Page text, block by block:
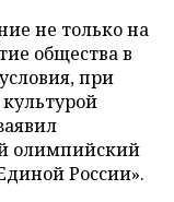
не только на
общества в
при
олимпийский
России».